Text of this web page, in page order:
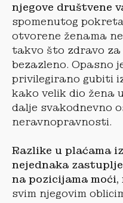
njegove društvene
spomenutog
otvorene ženama
takvo što zdravo za
bezazleno. Opasno
privilegirano gubiti
kako velik dio žena
dalje svakodnevno
neravnopravnosti.
Razlike u plaćama
nejednaka
na pozicijama
svim njegovim